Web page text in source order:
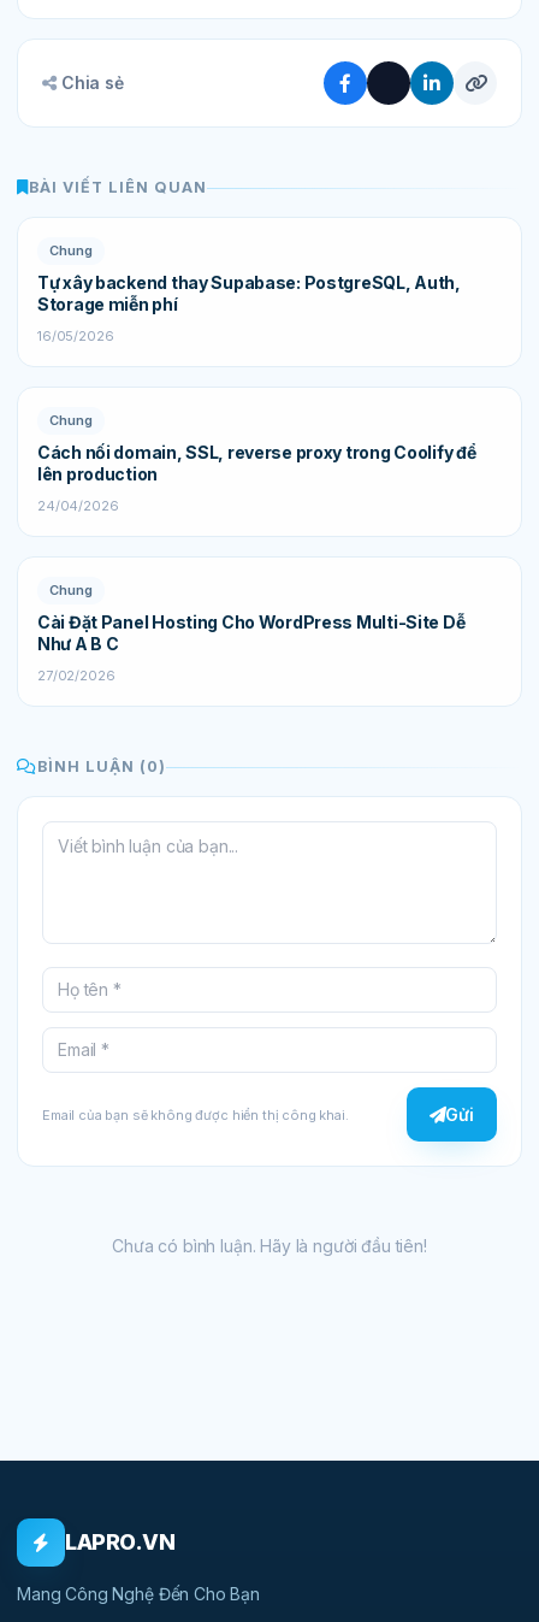
Chia sẻ
BÀI VIẾT LIÊN QUAN
Chung
Tự xây backend thay Supabase: PostgreSQL, Auth,
Storage miễn phí
16/05/2026
Chung
Cách nối domain, SSL, reverse proxy trong Coolify để
lên production
24/04/2026
Chung
Cài Đặt Panel Hosting Cho WordPress Multi-Site Dễ
Như A B C
27/02/2026
BÌNH LUẬN (0)
Email của bạn sẽ không được hiển thị công khai. Gửi
Chưa có bình luận. Hãy là người đầu tiên!
LAPRO.VN
Mang Công Nghệ Đến Cho Bạn